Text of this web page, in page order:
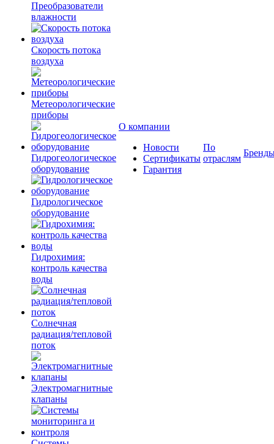
Преобразователи
влажности
Скорость потока
воздуха
Метеорологические
приборы
Гидрогеологическое
оборудование
Гидрологическое
оборудование
Гидрохимия:
контроль качества
воды
Солнечная
радиация/тепловой
поток
Электромагнитные
клапаны
О компании
Новости
Сертификаты
Гарантия
По
отраслям